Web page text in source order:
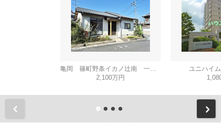
亀岡 篠町野条イカノ辻南 一戸建
2,100万円
ユニハイ